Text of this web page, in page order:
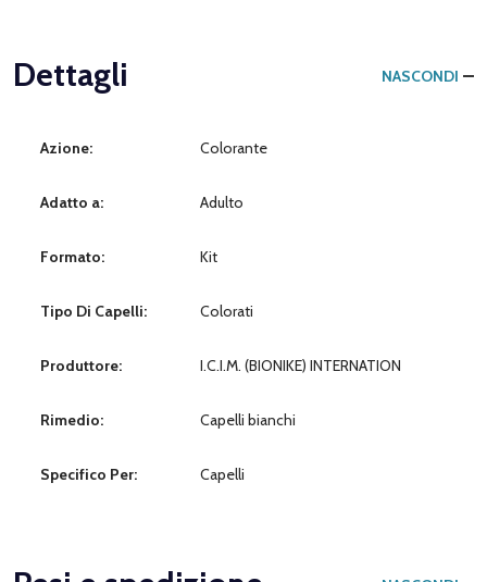
Dettagli NASCONDI
Azione: Colorante
Adatto a: Adulto
Formato: Kit
Tipo Di Capelli: Colorati
Produttore: I.C.I.M. (BIONIKE) INTERNATION
Rimedio: Capelli bianchi
Specifico Per: Capelli